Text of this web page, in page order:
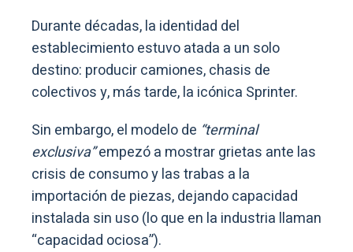
Durante décadas, la identidad del
establecimiento estuvo atada a un solo
destino: producir camiones, chasis de
colectivos y, más tarde, la icónica Sprinter.
Sin embargo, el modelo de “terminal
exclusiva”empezó a mostrar grietas ante las
crisis de consumo y las trabas a la
importación de piezas, dejando capacidad
instalada sin uso (lo que en la industria llaman
“capacidad ociosa”).